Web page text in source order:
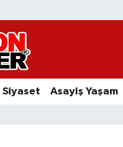
Siyaset Asayiş Yaşam